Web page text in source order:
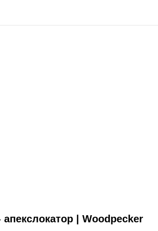
апекслокатор | Woodpecker